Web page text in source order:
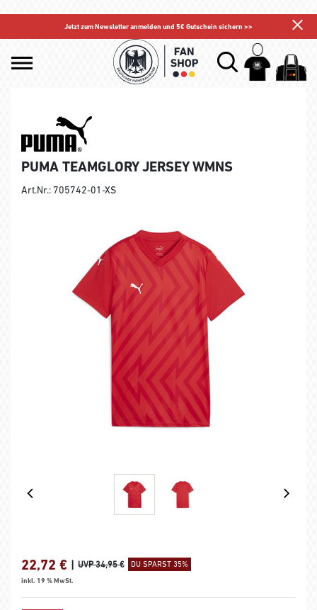
Jetzt zum Newsletter anmelden und 5€ Gutschein sichern >>
PUMA TEAMGLORY JERSEY WMNS
Art.Nr.: 705742-01-XS
22,72 € | UVP 34,95 € DU SPARST 35%
inkl. 19 % MwSt.